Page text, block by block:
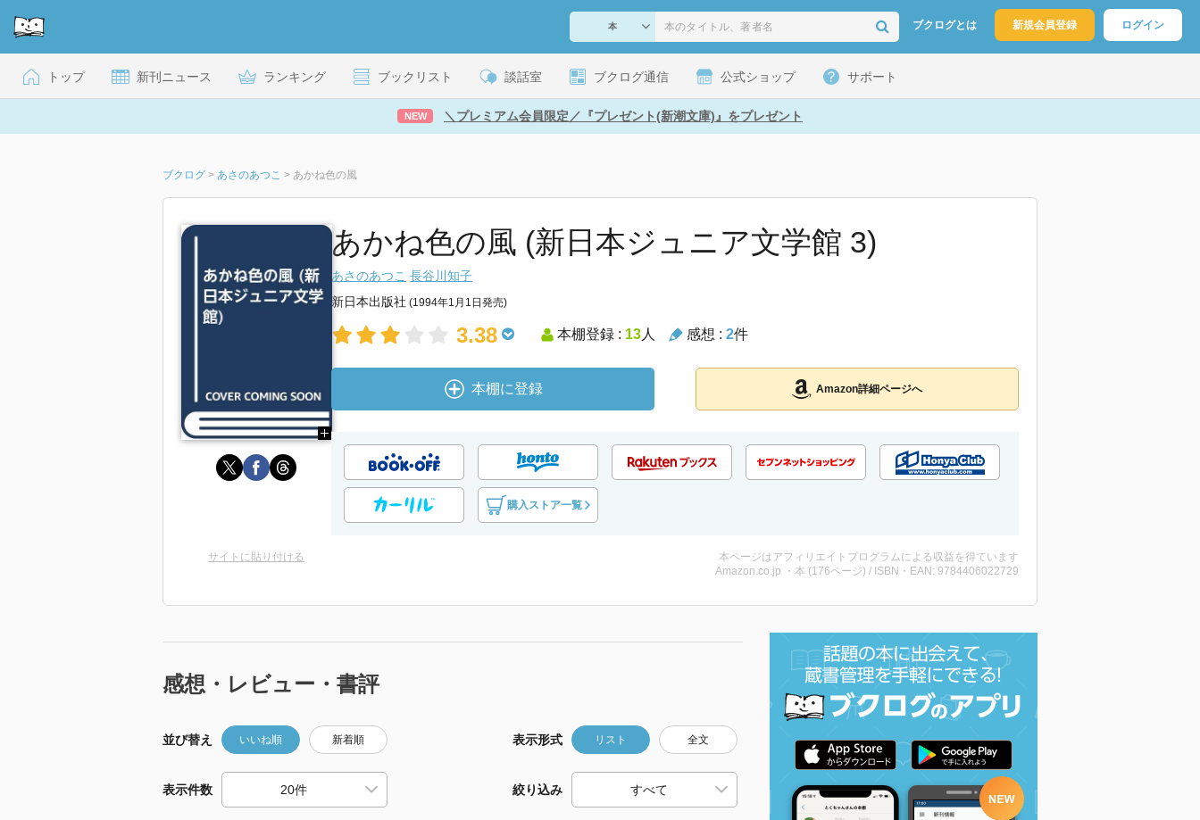
ブクログとは 新規会員登録 ログイン
トップ 新刊ニュース ランキング ブックリスト 談話室 ブクログ通信 公式ショップ サポート
NEW ＼プレミアム会員限定／『プレゼント(新潮文庫)』をプレゼント
ブクログ > あさのあつこ > あかね色の風
あかね色の風 (新日本ジュニア文学館 3)
あさのあつこ 長谷川知子
新日本出版社 (1994年1月1日発売)
3.38 本棚登録 : 13人 感想 : 2件
本棚に登録 Amazon詳細ページへ
購入ストア一覧
サイトに貼り付ける
本ページはアフィリエイトプログラムによる収益を得ています
Amazon.co.jp ・本 (176ページ) / ISBN・EAN: 9784406022729
感想・レビュー・書評
並び替え いいね順 新着順 表示形式 リスト 全文
表示件数 絞り込み